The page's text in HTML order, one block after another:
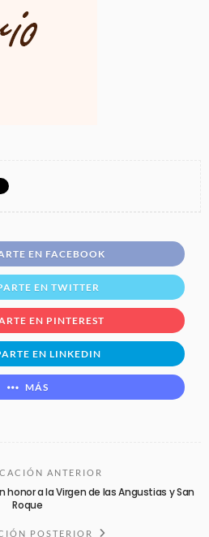
EN FACEBOOK
EN TWITTER
EN PINTEREST
EN LINKEDIN
MÁS
ANTERIOR
honor a la Virgen de las Angustias y San
Roque
POSTERIOR